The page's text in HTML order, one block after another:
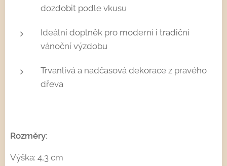
dozdobit podle vkusu
Ideální doplněk pro moderní i tradiční
vánoční výzdobu
Trvanlivá a nadčasová dekorace z pravého
dřeva
Rozměry:
Výška: 4,3 cm